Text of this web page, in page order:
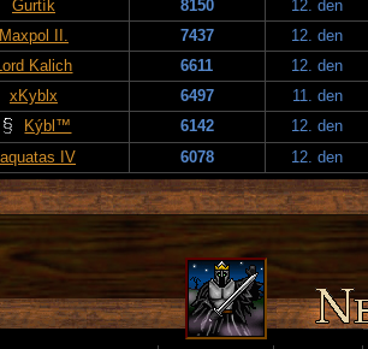
Gurtík 8150
12. den
Maxpol II. 7437
12. den
Kalich 6611
12. den
xKyblx 6497
11. den
Kýbl™ 6142
12. den
IV 6078 12. den